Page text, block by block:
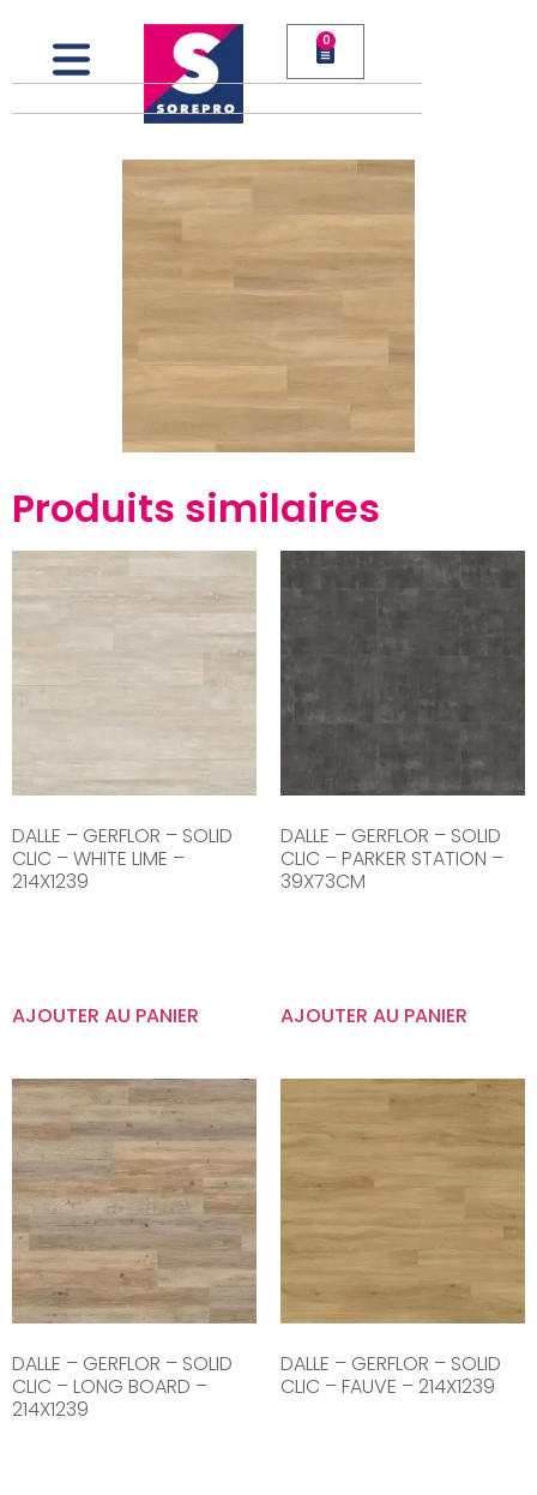
0
Produits similaires
DALLE – GERFLOR – SOLID
CLIC – WHITE LIME –
214X1239
AJOUTER AU PANIER
DALLE – GERFLOR – SOLID
CLIC – PARKER STATION –
39X73CM
AJOUTER AU PANIER
DALLE – GERFLOR – SOLID
CLIC – LONG BOARD –
214X1239
DALLE – GERFLOR – SOLID
CLIC – FAUVE – 214X1239